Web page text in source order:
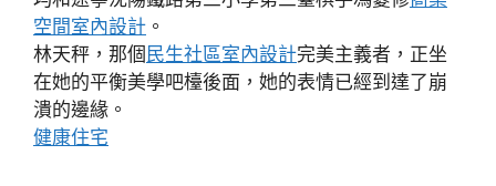
空間室內設計 。
林天秤，那個 民生社區室內設計完美主義者，正坐
在她的平衡美學吧檯後面，她的表情已經到達了崩
潰的邊緣。
健康住宅